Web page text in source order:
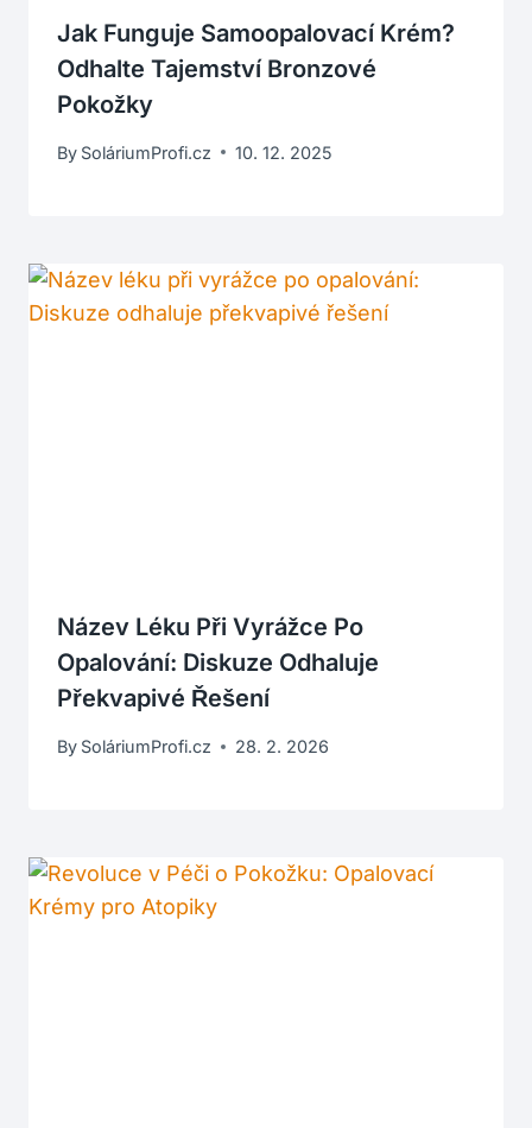
Jak Funguje Samoopalovací Krém?
Odhalte Tajemství Bronzové
Pokožky
By SoláriumProfi.cz 10. 12. 2025
Název Léku Při Vyrážce Po
Opalování: Diskuze Odhaluje
Překvapivé Řešení
By SoláriumProfi.cz 28. 2. 2026